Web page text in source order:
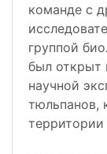
команде с
группой
был открыт
научной
тюльпанов,
территории